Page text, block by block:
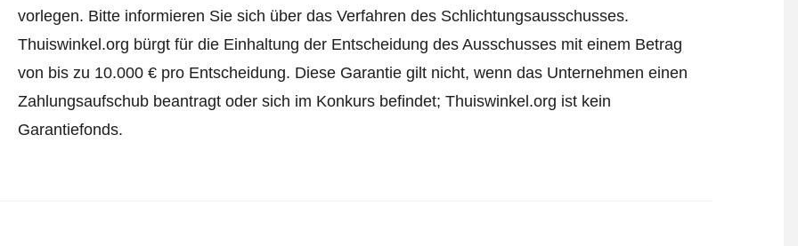
vorlegen. Bitte informieren Sie sich über das Verfahren des Schlichtungsausschusses.
Thuiswinkel.org bürgt für die Einhaltung der Entscheidung des Ausschusses mit einem Betrag
von bis zu 10.000 € pro Entscheidung. Diese Garantie gilt nicht, wenn das Unternehmen einen
Zahlungsaufschub beantragt oder sich im Konkurs befindet; Thuiswinkel.org ist kein
Garantiefonds.